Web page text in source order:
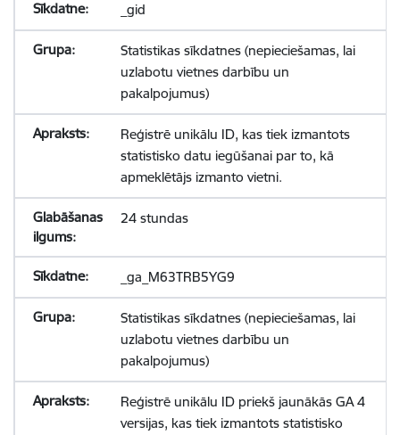
_gid
Statistikas sīkdatnes (nepieciešamas, lai
uzlabotu vietnes darbību un
pakalpojumus)
Reģistrē unikālu ID, kas tiek izmantots
statistisko datu iegūšanai par to, kā
apmeklētājs izmanto vietni.
24 stundas
_ga_M63TRB5YG9
Statistikas sīkdatnes (nepieciešamas, lai
uzlabotu vietnes darbību un
pakalpojumus)
Reģistrē unikālu ID priekš jaunākās GA 4
versijas, kas tiek izmantots statistisko